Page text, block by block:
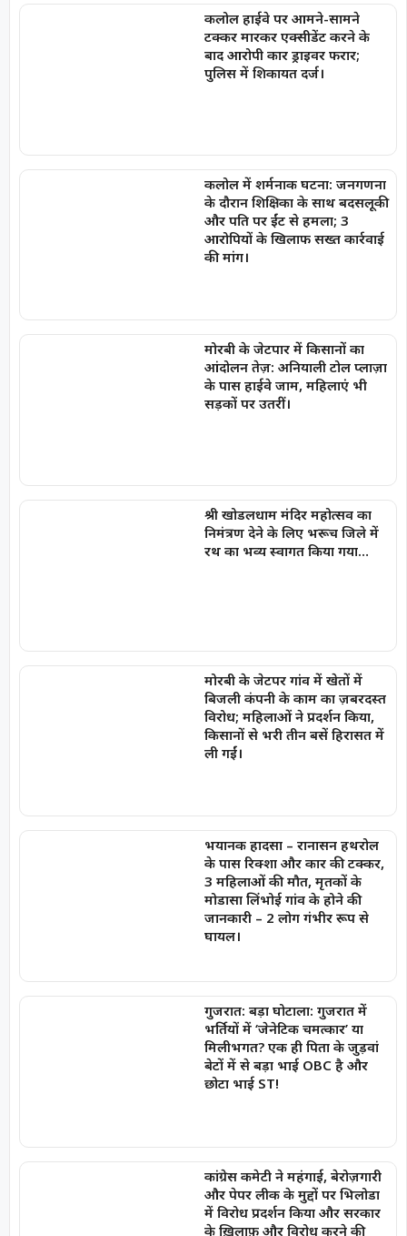
कलोल हाईवे पर आमने-सामने
टक्कर मारकर एक्सीडेंट करने के
बाद आरोपी कार ड्राइवर फरार;
पुलिस में शिकायत दर्ज।
कलोल में शर्मनाक घटना: जनगणना
के दौरान शिक्षिका के साथ बदसलूकी
और पति पर ईंट से हमला; 3
आरोपियों के खिलाफ सख्त कार्रवाई
की मांग।
मोरबी के जेटपार में किसानों का
आंदोलन तेज़: अनियाली टोल प्लाज़ा
के पास हाईवे जाम, महिलाएं भी
सड़कों पर उतरीं।
श्री खोडलधाम मंदिर महोत्सव का
निमंत्रण देने के लिए भरूच जिले में
रथ का भव्य स्वागत किया गया…
मोरबी के जेटपर गांव में खेतों में
बिजली कंपनी के काम का ज़बरदस्त
विरोध; महिलाओं ने प्रदर्शन किया,
किसानों से भरी तीन बसें हिरासत में
ली गईं।
भयानक हादसा – रानासन हथरोल
के पास रिक्शा और कार की टक्कर,
3 महिलाओं की मौत, मृतकों के
मोडासा लिंभोई गांव के होने की
जानकारी – 2 लोग गंभीर रूप से
घायल।
गुजरात: बड़ा घोटाला: गुजरात में
भर्तियों में ‘जेनेटिक चमत्कार’ या
मिलीभगत? एक ही पिता के जुड़वां
बेटों में से बड़ा भाई OBC है और
छोटा भाई ST!
कांग्रेस कमेटी ने महंगाई, बेरोज़गारी
और पेपर लीक के मुद्दों पर भिलोडा
में विरोध प्रदर्शन किया और सरकार
के ख़िलाफ़ और विरोध करने की